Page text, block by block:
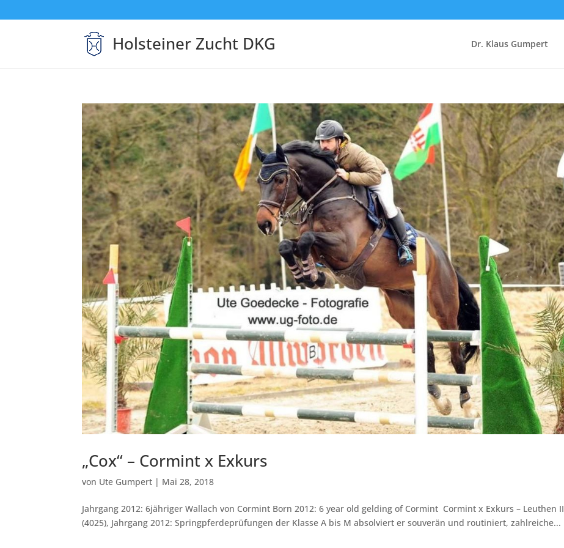
Holsteiner Zucht DKG Dr. Klaus Gumpert
„Cox“ – Cormint x Exkurs
von Ute Gumpert | Mai 28, 2018
Jahrgang 2012: 6jähriger Wallach von Cormint Born 2012: 6 year old gelding of Cormint Cormint x Exkurs – Leuthen II
(4025), Jahrgang 2012: Springpferdeprüfungen der Klasse A bis M absolviert er souverän und routiniert, zahlreiche...